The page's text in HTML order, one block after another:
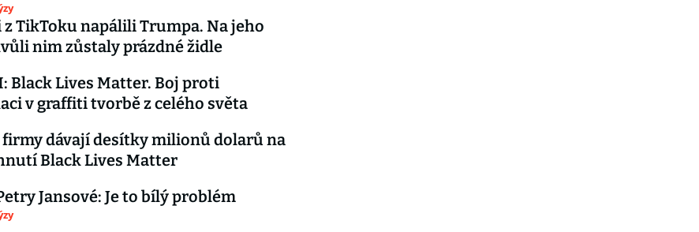
z TikToku napálili Trumpa. Na jeho
nim zůstaly prázdné židle
Black Lives Matter. Boj proti
v graffiti tvorbě z celého světa
dávají desítky milionů dolarů na
Black Lives Matter
Jansové: Je to bílý problém